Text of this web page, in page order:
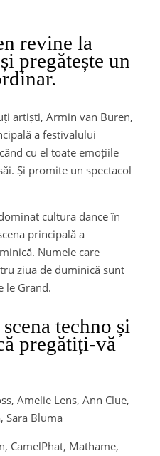
revine la
pregătește un
artiști, Armin van Buren,
a festivalului
cu el toate emoțiile
Și promite un spectacol
cultura dance în
principală a
Numele care
ziua de duminică sunt
le Grand.
techno și
pregătiți-vă
Amelie Lens, Ann Clue,
Sara Bluma
CamelPhat, Mathame,